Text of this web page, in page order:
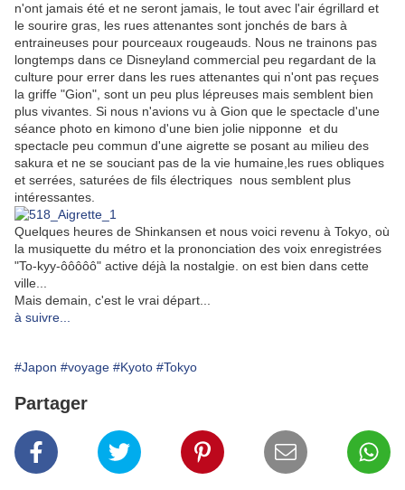
n'ont jamais été et ne seront jamais, le tout avec l'air égrillard et
le sourire gras, les rues attenantes sont jonchés de bars à
entraineuses pour pourceaux rougeauds. Nous ne trainons pas
longtemps dans ce Disneyland commercial peu regardant de la
culture pour errer dans les rues attenantes qui n'ont pas reçues
la griffe "Gion", sont un peu plus lépreuses mais semblent bien
plus vivantes. Si nous n'avions vu à Gion que le spectacle d'une
séance photo en kimono d'une bien jolie nipponne et du
spectacle peu commun d'une aigrette se posant au milieu des
sakura et ne se souciant pas de la vie humaine,les rues obliques
et serrées, saturées de fils électriques nous semblent plus
intéressantes.
Quelques heures de Shinkansen et nous voici revenu à Tokyo, où
la musiquette du métro et la prononciation des voix enregistrées
"To-kyy-ôôôôô" active déjà la nostalgie. on est bien dans cette
ville...
Mais demain, c'est le vrai départ...
à suivre...
#Japon #voyage #Kyoto #Tokyo
Partager